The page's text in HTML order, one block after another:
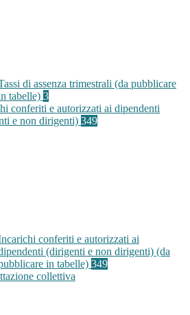
di assenza trimestrali (da pubblicare
tabelle) 3
conferiti e autorizzati ai dipendenti
e non dirigenti) 349
conferiti e autorizzati ai
(dirigenti e non dirigenti) (da
in tabelle) 349
collettiva